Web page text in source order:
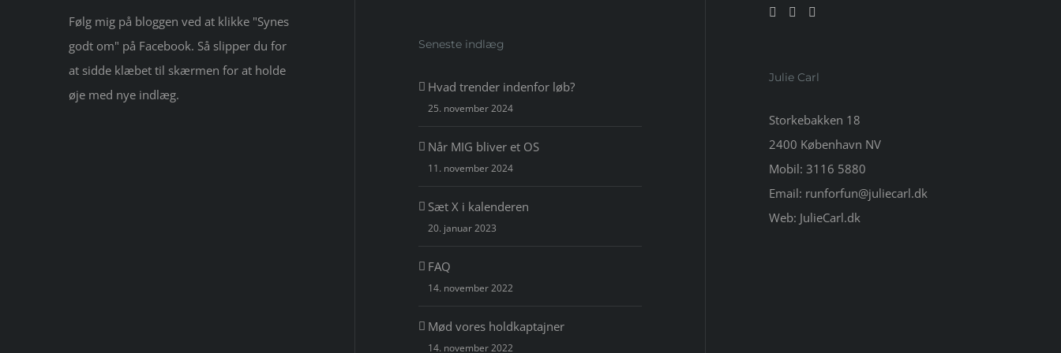
Følg mig på bloggen ved at klikke "Synes
godt om" på Facebook. Så slipper du for
at sidde klæbet til skærmen for at holde
øje med nye indlæg.
Seneste indlæg
Hvad trender indenfor løb?
25. november 2024
Når MIG bliver et OS
11. november 2024
Sæt X i kalenderen
20. januar 2023
FAQ
14. november 2022
Mød vores holdkaptajner
14. november 2022
Julie Carl
Storkebakken 18
2400 København NV
Mobil: 3116 5880
Email: runforfun@juliecarl.dk
Web: JulieCarl.dk